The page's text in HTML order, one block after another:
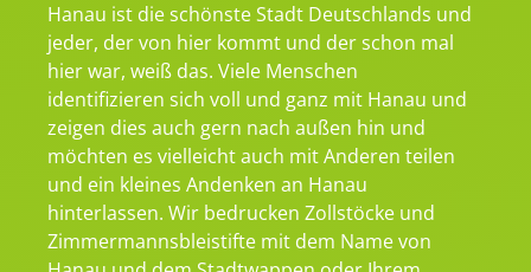
Hanau ist die schönste Stadt Deutschlands und
jeder, der von hier kommt und der schon mal
hier war, weiß das. Viele Menschen
identifizieren sich voll und ganz mit Hanau und
zeigen dies auch gern nach außen hin und
möchten es vielleicht auch mit Anderen teilen
und ein kleines Andenken an Hanau
hinterlassen. Wir bedrucken Zollstöcke und
Zimmermannsbleistifte mit dem Name von